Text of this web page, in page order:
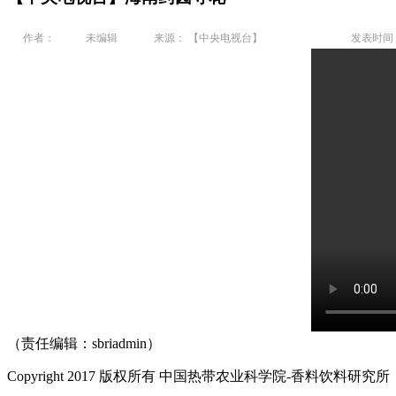
作者： 未编辑 来源： 【中央电视台】 发表时间
（责任编辑：sbriadmin）
Copyright 2017 版权所有 中国热带农业科学院-香料饮料研究所